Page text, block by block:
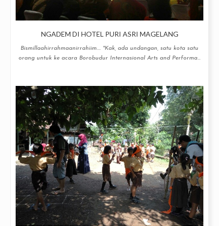
NGADEM DI HOTEL PURI ASRI MAGELANG
Bismillaahirrahmaanirrahiim.... "Kak, ada undangan, satu kota satu
orang untuk ke acara Borobudur Internasional Arts and Performa...